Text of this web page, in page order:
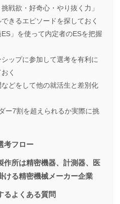
戦欲・好奇心・やり抜く力」
きるエピソードを探しておく
」を使って内定者のESを把握
ップに参加して選考を有利に
く
どをして他の就活生と差別化
ー7割を超えられるか実際に挑
考フロー
作所は精密機器、計測器、医
ける精密機械メーカー企業
るよくある質問